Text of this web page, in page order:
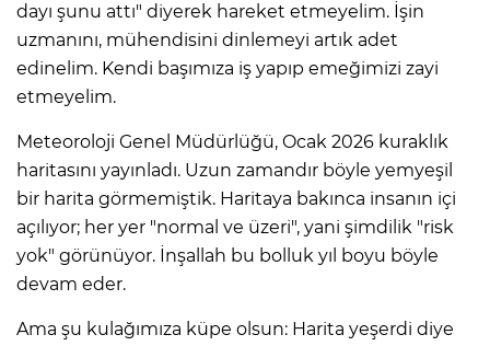
dayı şunu attı" diyerek hareket etmeyelim. İşin
uzmanını, mühendisini dinlemeyi artık adet
edinelim. Kendi başımıza iş yapıp emeğimizi zayi
etmeyelim.
​Meteoroloji Genel Müdürlüğü, Ocak 2026 kuraklık
haritasını yayınladı. Uzun zamandır böyle yemyeşil
bir harita görmemiştik. Haritaya bakınca insanın içi
açılıyor; her yer "normal ve üzeri", yani şimdilik "risk
yok" görünüyor. İnşallah bu bolluk yıl boyu böyle
devam eder.
​Ama şu kulağımıza küpe olsun: Harita yeşerdi diye